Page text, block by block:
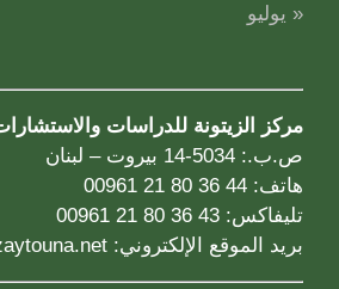
« يوليو
مركز الزيتونة للدراسات
ص.ب.: 5034-14 بيروت – لبنان
هاتف: 44 36 80 21 00961
تليفاكس: 43 36 80 21 00961
بريد الموقع الإلكتروني: